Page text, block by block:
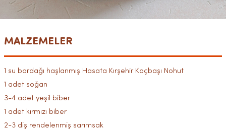
MALZEMELER
1 su bardağı haşlanmış Hasata Kırşehir Koçbaşı Nohut
1 adet soğan
3-4 adet yeşil biber
1 adet kırmızı biber
2-3 diş rendelenmiş sarımsak